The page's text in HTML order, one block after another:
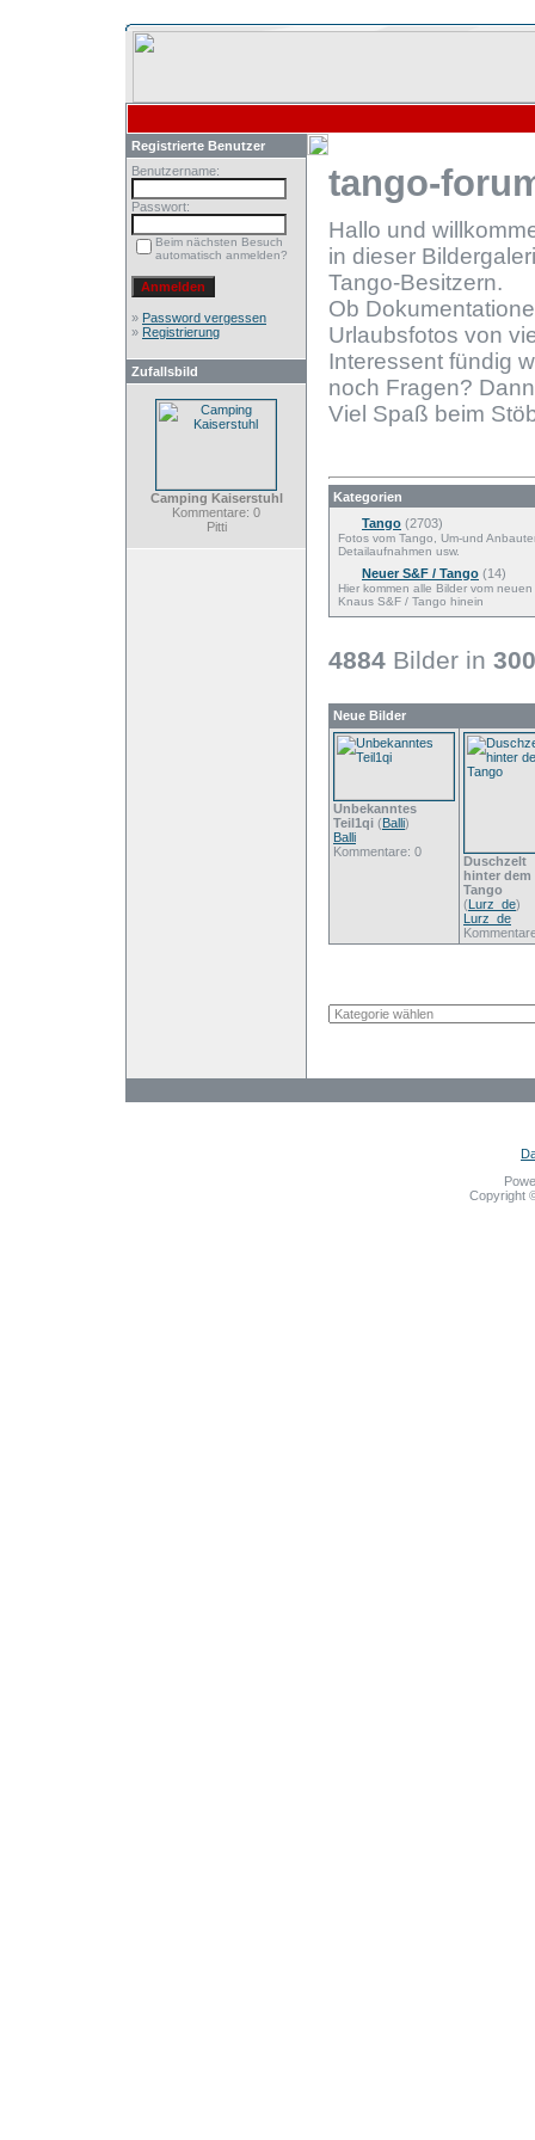
Registrierte Benutzer
Benutzername:
Passwort:
Beim nächsten Besuch
automatisch anmelden?
» Password vergessen
» Registrierung
Zufallsbild
Camping Kaiserstuhl
Kommentare: 0
Pitti
tango-
Hallo und
in dieser
Tango-Besitzern.
Ob
Urlaubsfotos von
Interessent fündig
noch Fragen?
Viel Spaß beim
Kategorien
Tango (2703)
Fotos vom Tango, Um-und
Detailaufnahmen usw.
Neuer S&F / Tango (14)
Hier kommen alle Bilder vom neuen
Knaus S&F / Tango hinein
4884 Bilder in 300
Neue Bilder
Unbekanntes
Teil1qi (Balli)
Balli
Kommentare: 0
Duschzelt
hinter dem
Tango
(Lurz_de)
Lurz_de
Copyright